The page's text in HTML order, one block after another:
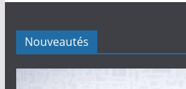
Nouveautés